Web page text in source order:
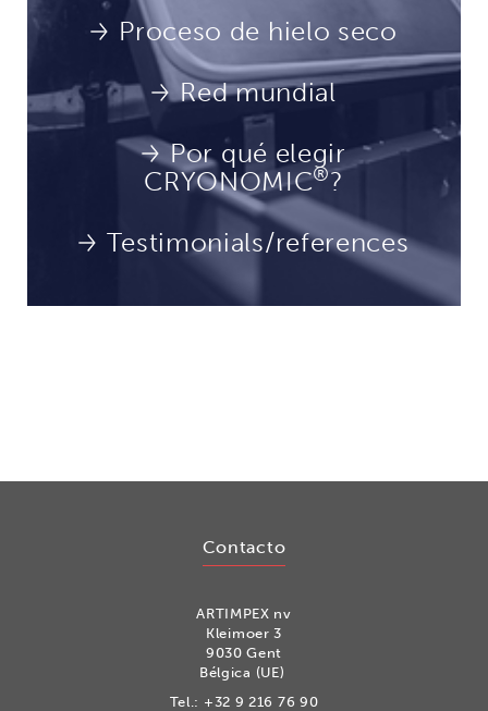
Proceso de hielo seco
Red mundial
Por qué elegir
CRYONOMIC®?
Testimonials/references
Contacto
ARTIMPEX nv
Kleimoer 3
9030 Gent
Bélgica (UE)
Tel.: +32 9 216 76 90